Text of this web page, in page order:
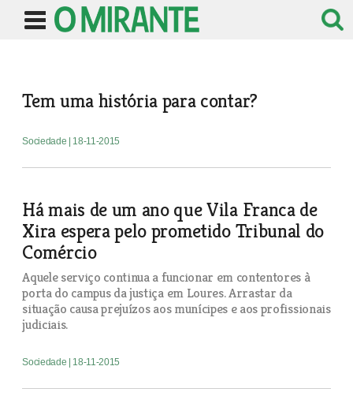
Tem uma história para contar?
Sociedade | 18-11-2015
Há mais de um ano que Vila Franca de
Xira espera pelo prometido Tribunal do
Comércio
Aquele serviço continua a funcionar em contentores à
porta do campus da justiça em Loures. Arrastar da
situação causa prejuízos aos munícipes e aos profissionais
judiciais.
Sociedade | 18-11-2015